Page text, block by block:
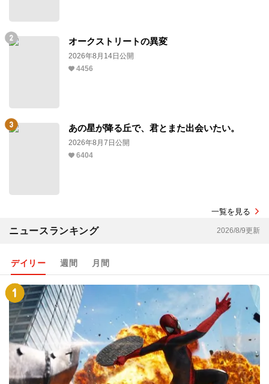
オークストリートの異変
2026年8月14日公開
4456
あの星が降る丘で、君とまた出会いたい。
2026年8月7日公開
6404
一覧を見る
ニュースランキング 2026/8/9更新
デイリー 週間 月間